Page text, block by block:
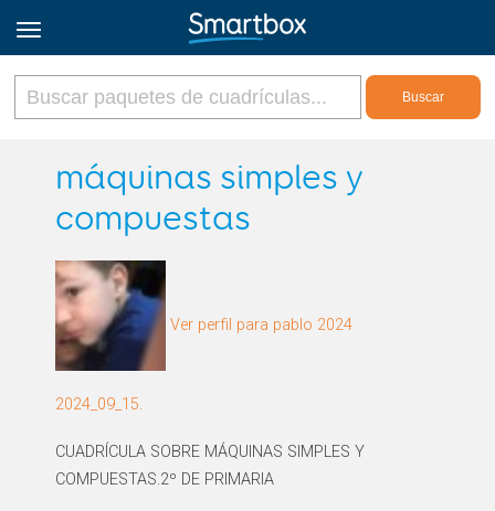
Online Grids
Iniciar sesión
máquinas simples y
compuestas
Ver perfil para pablo 2024
2024_09_15.
CUADRÍCULA SOBRE MÁQUINAS SIMPLES Y
COMPUESTAS.2º DE PRIMARIA